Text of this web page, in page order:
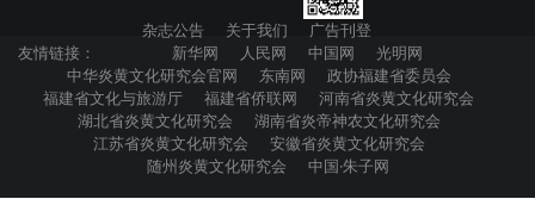
杂志公告 关于我们
广告刊登
友情链接：
新华网 人民网 中国网
光明网
中华炎黄文化研究会官网
东南网
政协福建省委员会
福建省文化与旅游厅
福建省侨联网
河南省炎黄文化研究会
湖北省炎黄文化研究会
湖南省炎帝神农文化研究会
江苏省炎黄文化研究会
安徽省炎黄文化研究会
随州炎黄文化研究会
中国·朱子网